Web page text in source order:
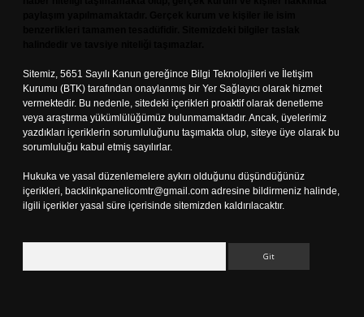
Sitemiz, 5651 Sayılı Kanun gereğince Bilgi Teknolojileri ve İletişim
Kurumu (BTK) tarafından onaylanmış bir Yer Sağlayıcı olarak hizmet
vermektedir. Bu nedenle, sitedeki içerikleri proaktif olarak denetleme
veya araştırma yükümlülüğümüz bulunmamaktadır. Ancak, üyelerimiz
yazdıkları içeriklerin sorumluluğunu taşımakta olup, siteye üye olarak bu
sorumluluğu kabul etmiş sayılırlar.
Hukuka ve yasal düzenlemelere aykırı olduğunu düşündüğünüz
içerikleri, backlinkpanelicomtr@gmail.com adresine bildirmeniz halinde,
ilgili içerikler yasal süre içerisinde sitemizden kaldırılacaktır.